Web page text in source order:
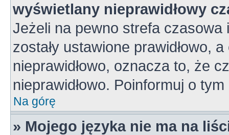
wyświetlany nieprawidłowy
Jeżeli na pewno strefa
zostały ustawione prawidłowo,
nieprawidłowo, oznacza to, że
nieprawidłowo. Poinformuj o
Na górę
» Mojego języka nie ma na